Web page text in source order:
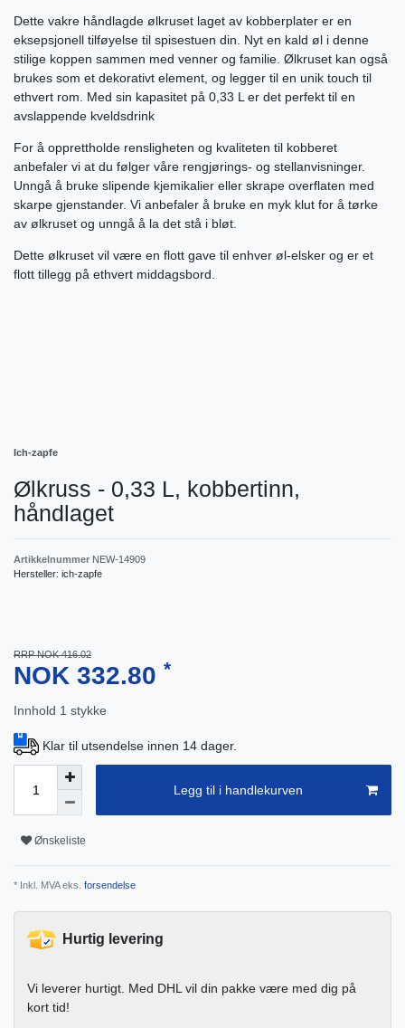
Dette vakre håndlagde ølkruset laget av kobberplater er en
eksepsjonell tilføyelse til spisestuen din. Nyt en kald øl i denne
stilige koppen sammen med venner og familie. Ølkruset kan også
brukes som et dekorativt element, og legger til en unik touch til
ethvert rom. Med sin kapasitet på 0,33 L er det perfekt til en
avslappende kveldsdrink
For å opprettholde rensligheten og kvaliteten til kobberet
anbefaler vi at du følger våre rengjørings- og stellanvisninger.
Unngå å bruke slipende kjemikalier eller skrape overflaten med
skarpe gjenstander. Vi anbefaler å bruke en myk klut for å tørke
av ølkruset og unngå å la det stå i bløt.
Dette ølkruset vil være en flott gave til enhver øl-elsker og er et
flott tillegg på ethvert middagsbord.
Ich-zapfe
Ølkruss - 0,33 L, kobbertinn,
håndlaget
Artikkelnummer NEW-14909
Hersteller: ich-zapfe
RRP NOK 416.02
NOK 332.80 *
Innhold 1 stykke
Klar til utsendelse innen 14 dager.
Legg til i handlekurven
Ønskeliste
* Inkl. MVA eks. forsendelse
Hurtig levering
Vi leverer hurtigt. Med DHL vil din pakke være med dig på
kort tid!